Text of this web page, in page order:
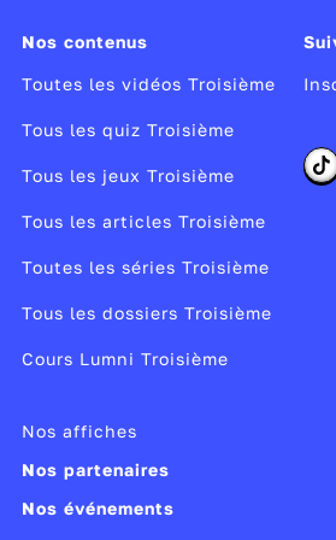
Nos contenus
Toutes les vidéos Troisième
Tous les quiz Troisième
Tous les jeux Troisième
Tous les articles Troisième
Toutes les séries Troisième
Tous les dossiers Troisième
Cours Lumni Troisième
Nos affiches
Nos partenaires
Nos événements